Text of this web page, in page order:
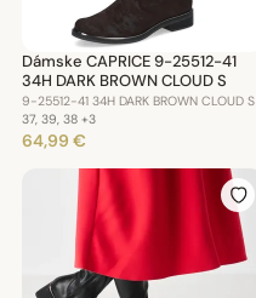
Dámske CAPRICE 9-25512-41
34H DARK BROWN CLOUD S
9-25512-41 34H DARK BROWN CLOUD S
37, 39, 38 +3
64,99 €